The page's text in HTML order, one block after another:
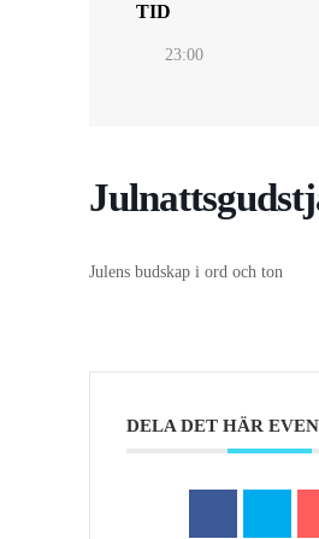
TID
23:00
Julens budskap i ord och ton
DELA DET HÄR